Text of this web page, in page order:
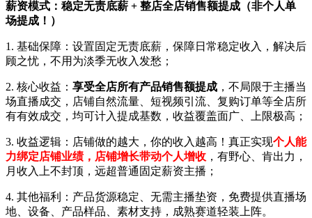
薪资模式：稳定无责底薪 + 整店全店销售额提成（非个人单
场提成！）
1. 基础保障：设置固定无责底薪，保障日常稳定收入，解决后
顾之忧，不用为淡季无收入发愁；
2. 核心收益： 享受全店所有产品销售额提成 ，不局限于主播当
场直播成交，店铺自然流量、短视频引流、复购订单等全店所
有有效成交，均可计入提成基数，收益覆盖面广、上限极高；
3. 收益逻辑：店铺做的越大，你的收入越高！真正实现个人能
力绑定店铺业绩，店铺增长带动个人增收，有野心、肯出力，
月收入上不封顶，远超普通固定薪资主播；
4. 其他福利：产品货源稳定、无需主播垫资，免费提供直播场
地、设备、产品样品、素材支持，成熟赛道轻装上阵。